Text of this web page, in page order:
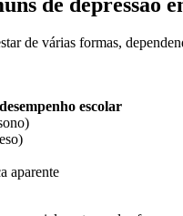
de várias formas,
escolar
aparente